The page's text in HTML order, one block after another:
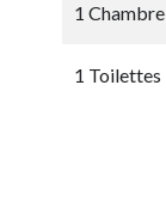
1 Chambre
1 Toilettes